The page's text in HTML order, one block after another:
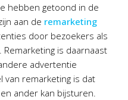
hebben getoond in de
aan de remarketing
door bezoekers als
is daarnaast
advertentie
van remarketing is dat
ander kan bijsturen.